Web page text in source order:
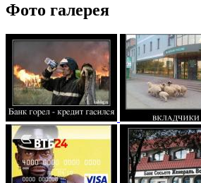
Фото галерея